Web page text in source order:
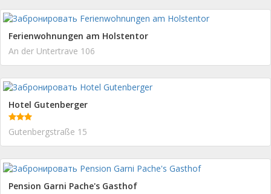
Ferienwohnungen am Holstentor
An der Untertrave 106
Hotel Gutenberger
Gutenbergstraße 15
Pension Garni Pache's Gasthof